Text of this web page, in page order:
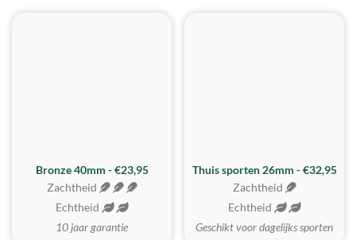
Bronze 40mm - €23,95
Zachtheid
Echtheid
10 jaar garantie
Thuis sporten 26mm - €32,95
Zachtheid
Echtheid
Geschikt voor dagelijks sporten